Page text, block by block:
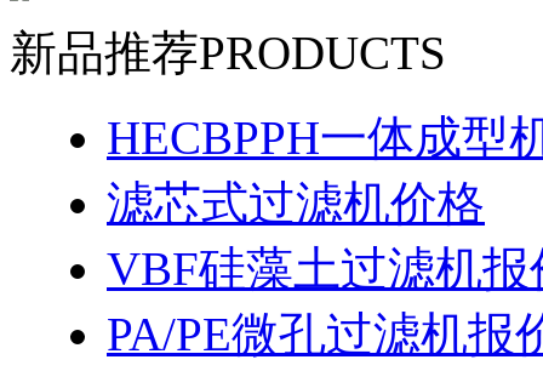
新品推荐PRODUCTS
HECBPPH一体成型
滤芯式过滤机价格
VBF硅藻土过滤机报
PA/PE微孔过滤机报